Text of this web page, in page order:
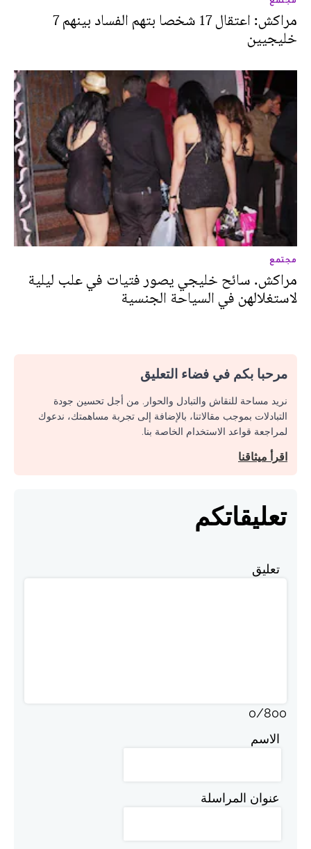
مراكش: اعتقال 17 شخصا بتهم الفساد بينهم 7
خليجيين
مجتمع
مراكش. سائح خليجي يصور فتيات في علب ليلية
لاستغلالهن في السياحة الجنسية
مرحبا بكم في فضاء التعليق
نريد مساحة للنقاش والتبادل والحوار. من أجل تحسين جودة
التبادلات بموجب مقالاتنا، بالإضافة إلى تجربة مساهمتك، ندعوك
لمراجعة قواعد الاستخدام الخاصة بنا.
اقرأ ميثاقنا
تعليقاتكم
تعليق
0/800
الاسم
عنوان المراسلة